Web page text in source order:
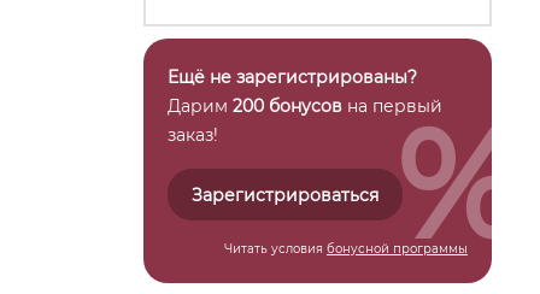
Ещё не зарегистрированы?
Дарим 200 бонусовна первый
заказ!
Зарегистрироваться
Читать условия бонусной программы
%